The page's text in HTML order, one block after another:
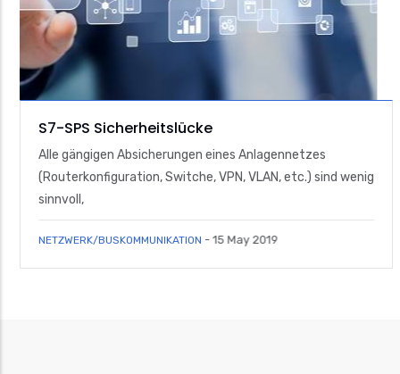
S7-SPS Sicherheitslücke
Alle gängigen Absicherungen eines Anlagennetzes
(Routerkonfiguration, Switche, VPN, VLAN, etc.) sind wenig
sinnvoll,
NETZWERK/BUSKOMMUNIKATION - 15 May 2019